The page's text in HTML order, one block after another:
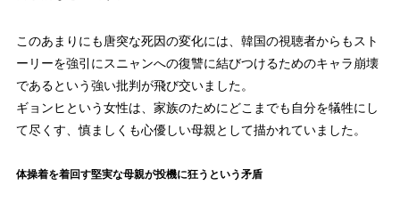
このあまりにも唐突な死因の変化には、韓国の視聴者からもスト
ーリーを強引にスニャンへの復讐に結びつけるためのキャラ崩壊
であるという強い批判が飛び交いました。
ギョンヒという女性は、家族のためにどこまでも自分を犠牲にし
て尽くす、慎ましくも心優しい母親として描かれていました。
体操着を着回す堅実な母親が投機に狂うという矛盾